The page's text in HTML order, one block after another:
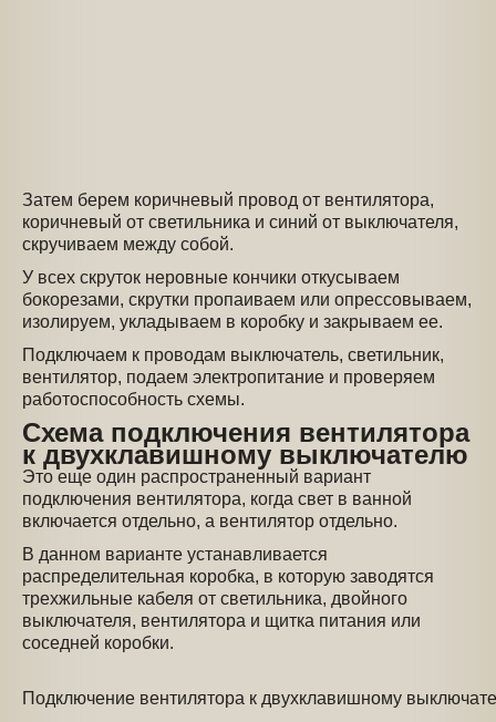
Затем берем коричневый провод от вентилятора,
коричневый от светильника и синий от выключателя,
скручиваем между собой.
У всех скруток неровные кончики откусываем
бокорезами, скрутки пропаиваем или опрессовываем,
изолируем, укладываем в коробку и закрываем ее.
Подключаем к проводам выключатель, светильник,
вентилятор, подаем электропитание и проверяем
работоспособность схемы.
Схема подключения вентилятора
к двухклавишному выключателю
Это еще один распространенный вариант
подключения вентилятора, когда свет в ванной
включается отдельно, а вентилятор отдельно.
В данном варианте устанавливается
распределительная коробка, в которую заводятся
трехжильные кабеля от светильника, двойного
выключателя, вентилятора и щитка питания или
соседней коробки.
Подключение вентилятора к двухклавишному